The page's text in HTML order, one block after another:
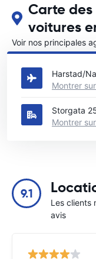
Carte
voitures
Voir nos principales
Harstad
Harstad/
Montrer
Storgata
Montrer
9.1
Les clients
avis